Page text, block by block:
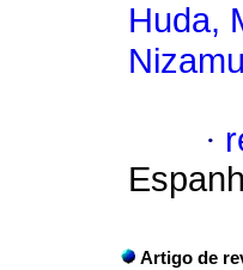
Huda,
·
Artigo de